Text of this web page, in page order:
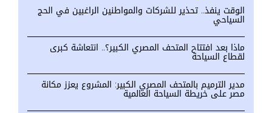
الوقت ينفذ.. تحذير للشركات والمواطنين الراغبين في الحج
السياحي
ماذا بعد افتتاح المتحف المصري الكبير؟.. انتعاشة كبرى
لقطاع السياحة
مدير الترميم بالمتحف المصري الكبير: المشروع يعزز مكانة
مصر على خريطة السياحة العالمية